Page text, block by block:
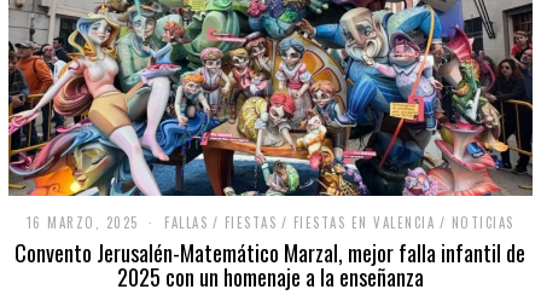
16 MARZO, 2025
M
A
FALLAS / FIESTAS / FIESTAS EN VALENCIA / NOTICIAS
Convento Jerusalén-Matemático Marzal, mejor falla infantil de
2025 con un homenaje a la enseñanza